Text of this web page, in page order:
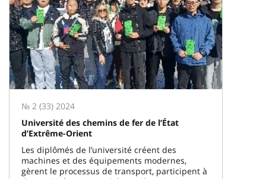
№ 2 (33) 2024
Université des chemins de fer de l’État
d’Extrême-Orient
Les diplômés de l’université créent des
machines et des équipements modernes,
gèrent le processus de transport, participent à